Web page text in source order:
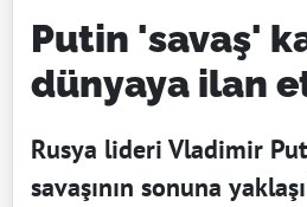
Putin 'savaş'
dünyaya ilan
Rusya lideri Vladimir
savaşının sonuna